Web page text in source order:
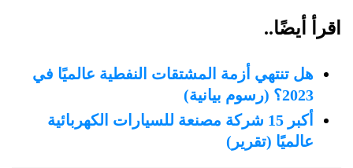
اقرأ أيضًا..
هل تنتهي أزمة المشتقات النفطية عالميًا في
2023؟ (رسوم بيانية)
أكبر 15 شركة مصنعة للسيارات الكهربائية
عالميًا (تقرير)